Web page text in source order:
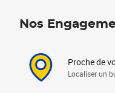
Nos
Proche de
Localiser un